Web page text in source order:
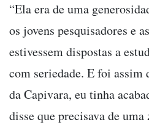
“Ela era de uma
os jovens pesquisadores e
estivessem dispostas a
com seriedade. E foi assim
da Capivara, eu tinha
disse que precisava de